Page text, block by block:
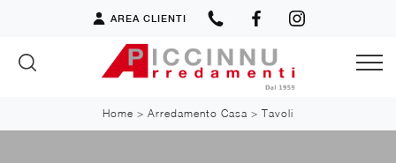
AREA CLIENTI
Home > Arredamento Casa > Tavoli